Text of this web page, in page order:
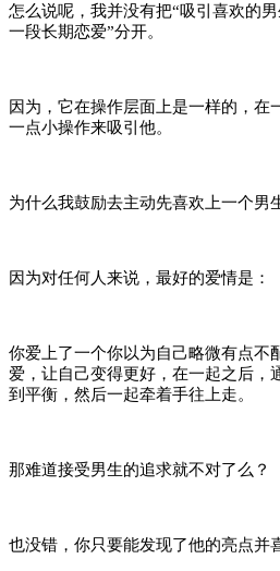
怎么说呢，我并没有把“吸引喜欢的
一段长期恋爱”分开。
因为，它在操作层面上是一样的，在
一点小操作来吸引他。
为什么我鼓励去主动先喜欢上一个男
因为对任何人来说，最好的爱情是：
你爱上了一个你以为自己略微有点不
爱，让自己变得更好，在一起之后，
到平衡，然后一起牵着手往上走。
那难道接受男生的追求就不对了么？
也没错，你只要能发现了他的亮点并